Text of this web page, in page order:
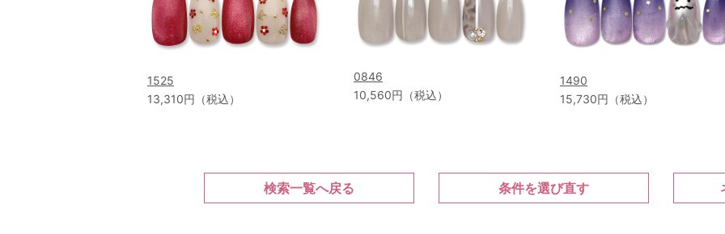
1525
13,310円（税込）
0846
10,560円（税込）
1490
15,730円（税込）
検索一覧へ戻る 条件を選び直す